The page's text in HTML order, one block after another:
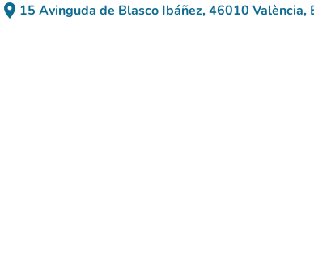
place 15 Avinguda de Blasco Ibáñez, 46010 València,
(abrir no Google
(novo separador)